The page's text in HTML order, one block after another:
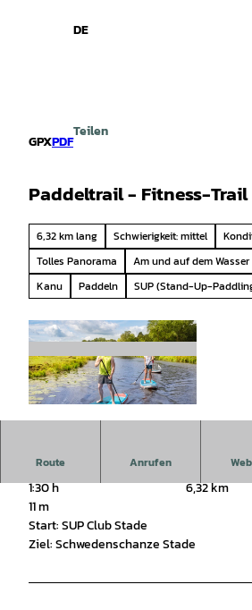
Gebärdensprache
DE
GPXPDF
Teilen
Paddeltrail - Fitness-Trail
6,32 km lang Schwierigkeit: mittel
Tolles Panorama
Am und auf dem Wasser
Kanu
Paddeln SUP (Stand-Up-
smus GmbH |CC0
Route Anrufen
1:30 h
6,32 km
11 m
Start: SUP Club Stade
Ziel: Schwedenschanze Stade